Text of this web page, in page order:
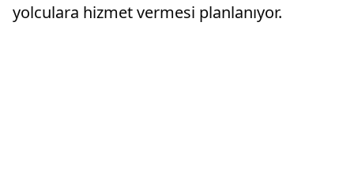
yolculara hizmet vermesi planlanıyor.